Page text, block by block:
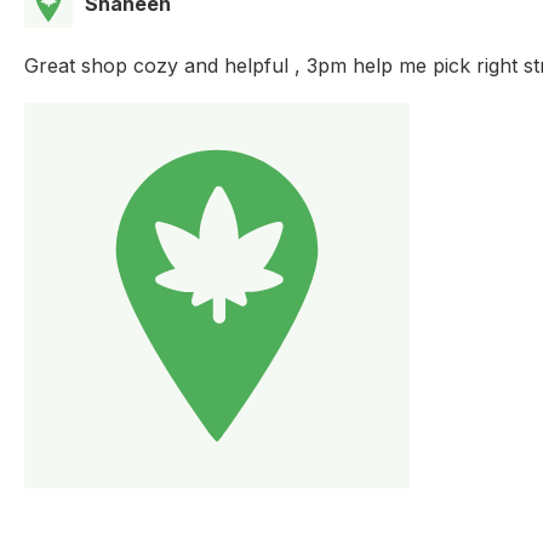
Great shop cozy and helpful , 3pm help me pick right